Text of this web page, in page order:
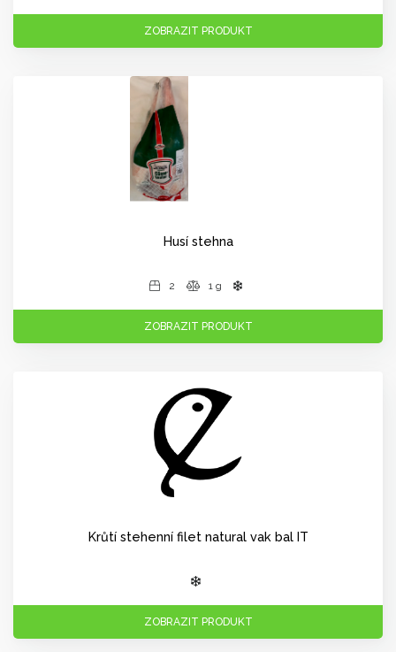
ZOBRAZIT PRODUKT
Husí stehna
2 1 g
ZOBRAZIT PRODUKT
Krůtí stehenní filet natural vak bal IT
ZOBRAZIT PRODUKT